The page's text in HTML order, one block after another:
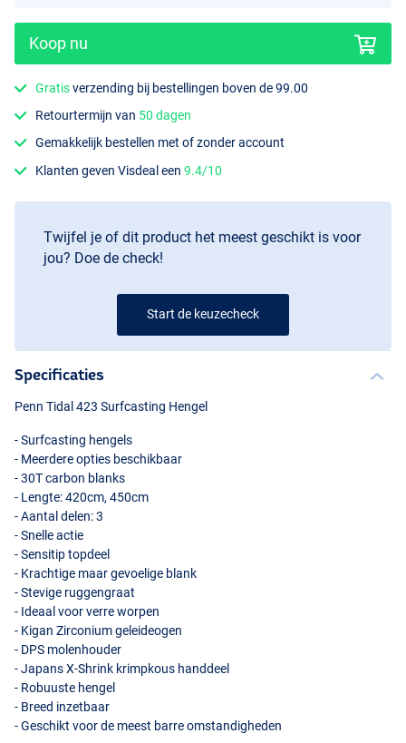
Koop nu
Gratisverzending bij bestellingen boven de 99.00
Retourtermijn van 50 dagen
Gemakkelijk bestellen met of zonder account
Klanten geven Visdeal een9.4/10
Twijfel je of dit product het meest geschikt is voor
jou? Doe de check!
Start de keuzecheck
Specificaties
Penn Tidal 423 Surfcasting Hengel
- Surfcasting hengels
- Meerdere opties beschikbaar
- 30T carbon blanks
- Lengte: 420cm, 450cm
- Aantal delen: 3
- Snelle actie
- Sensitip topdeel
- Krachtige maar gevoelige blank
- Stevige ruggengraat
- Ideaal voor verre worpen
- Kigan Zirconium geleideogen
- DPS molenhouder
- Japans X-Shrink krimpkous handdeel
- Robuuste hengel
- Breed inzetbaar
- Geschikt voor de meest barre omstandigheden